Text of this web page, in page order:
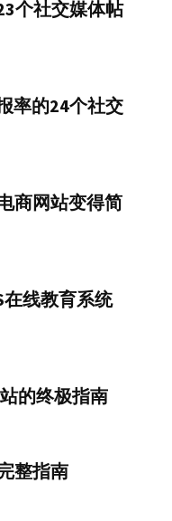
个社交媒体帖
率的24个社交
商网站变得简
在线教育系统
的终极指南
整指南